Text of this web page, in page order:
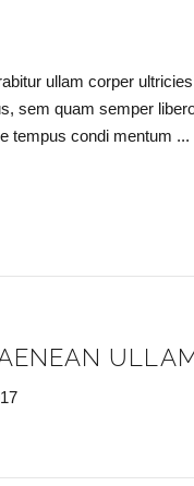
ullam corper
sem quam semper
tempus condi mentum